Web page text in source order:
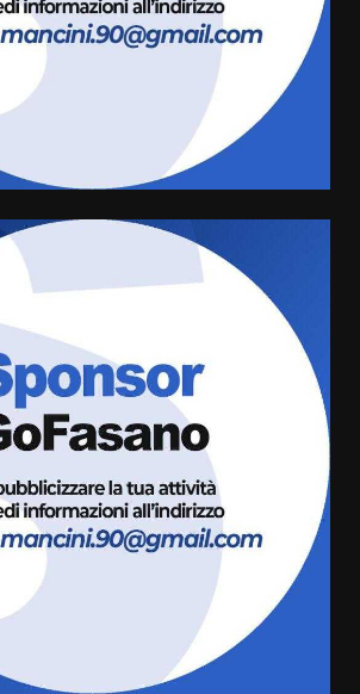
6 Agosto 2026 06:20
La magia del Minareto e la prima
assoluta de “L’Albergo
Belvedere. Il rapimento”
Serie D, l’Us Fasano è escluso
dal campionato
5 Agosto 2026 17:30
Truffatori in azione nelle
frazioni fasanesi
5 Agosto 2026 11:03
Residenti di Savelletri scrivono
al Prefetto: “Noi cittadini di
serie B”
5 Agosto 2026 06:15
Carta d’identità: continua il piano
di aperture straordinarie del